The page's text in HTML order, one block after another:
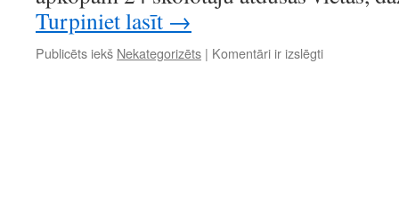
Turpiniet lasīt →
Publicēts iekš Nekategorizēts | Komentāri ir izslēgtiKopā